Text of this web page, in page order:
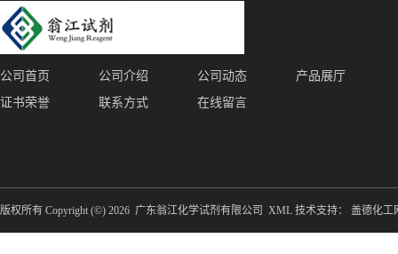
公司首页 公司介绍 公司动态
产品展厅
证书荣誉
联系方式 在线留言
版权所有 Copyright (©) 2026 广东翁江化学试剂有限公司 XML 技术支持： 盖德化工